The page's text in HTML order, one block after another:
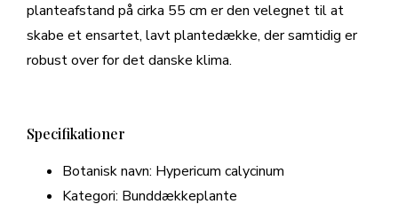
planteafstand på cirka 55 cm er den velegnet til at
skabe et ensartet, lavt plantedække, der samtidig er
robust over for det danske klima.
Specifikationer
Botanisk navn: Hypericum calycinum
Kategori: Bunddækkeplante